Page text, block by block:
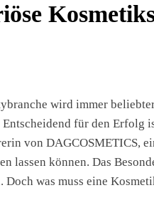
wird immer
Entscheidend für den
von DAGCOSMETICS,
lassen können. Das
Doch was muss eine